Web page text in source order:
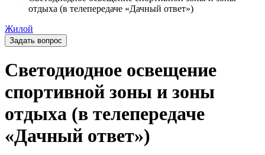
отдыха (в телепередаче «Дачный ответ»)
Жилой
Задать вопрос
Светодиодное освещение
спортивной зоны и зоны
отдыха (в телепередаче
«Дачный ответ»)